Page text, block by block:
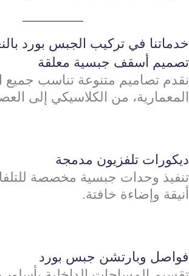
خدماتنا في تركيب الجبس بورد
تصميم أسقف جبسية معلقة
نقدم تصاميم متنوعة تناسب جميع
المعمارية، من الكلاسيكي إلى
ديكورات تلفزيون مدمجة
تنفيذ وحدات جبسية مخصصة
أنيقة وإضاءة خافتة.
فواصل وبارتشن جبس بورد